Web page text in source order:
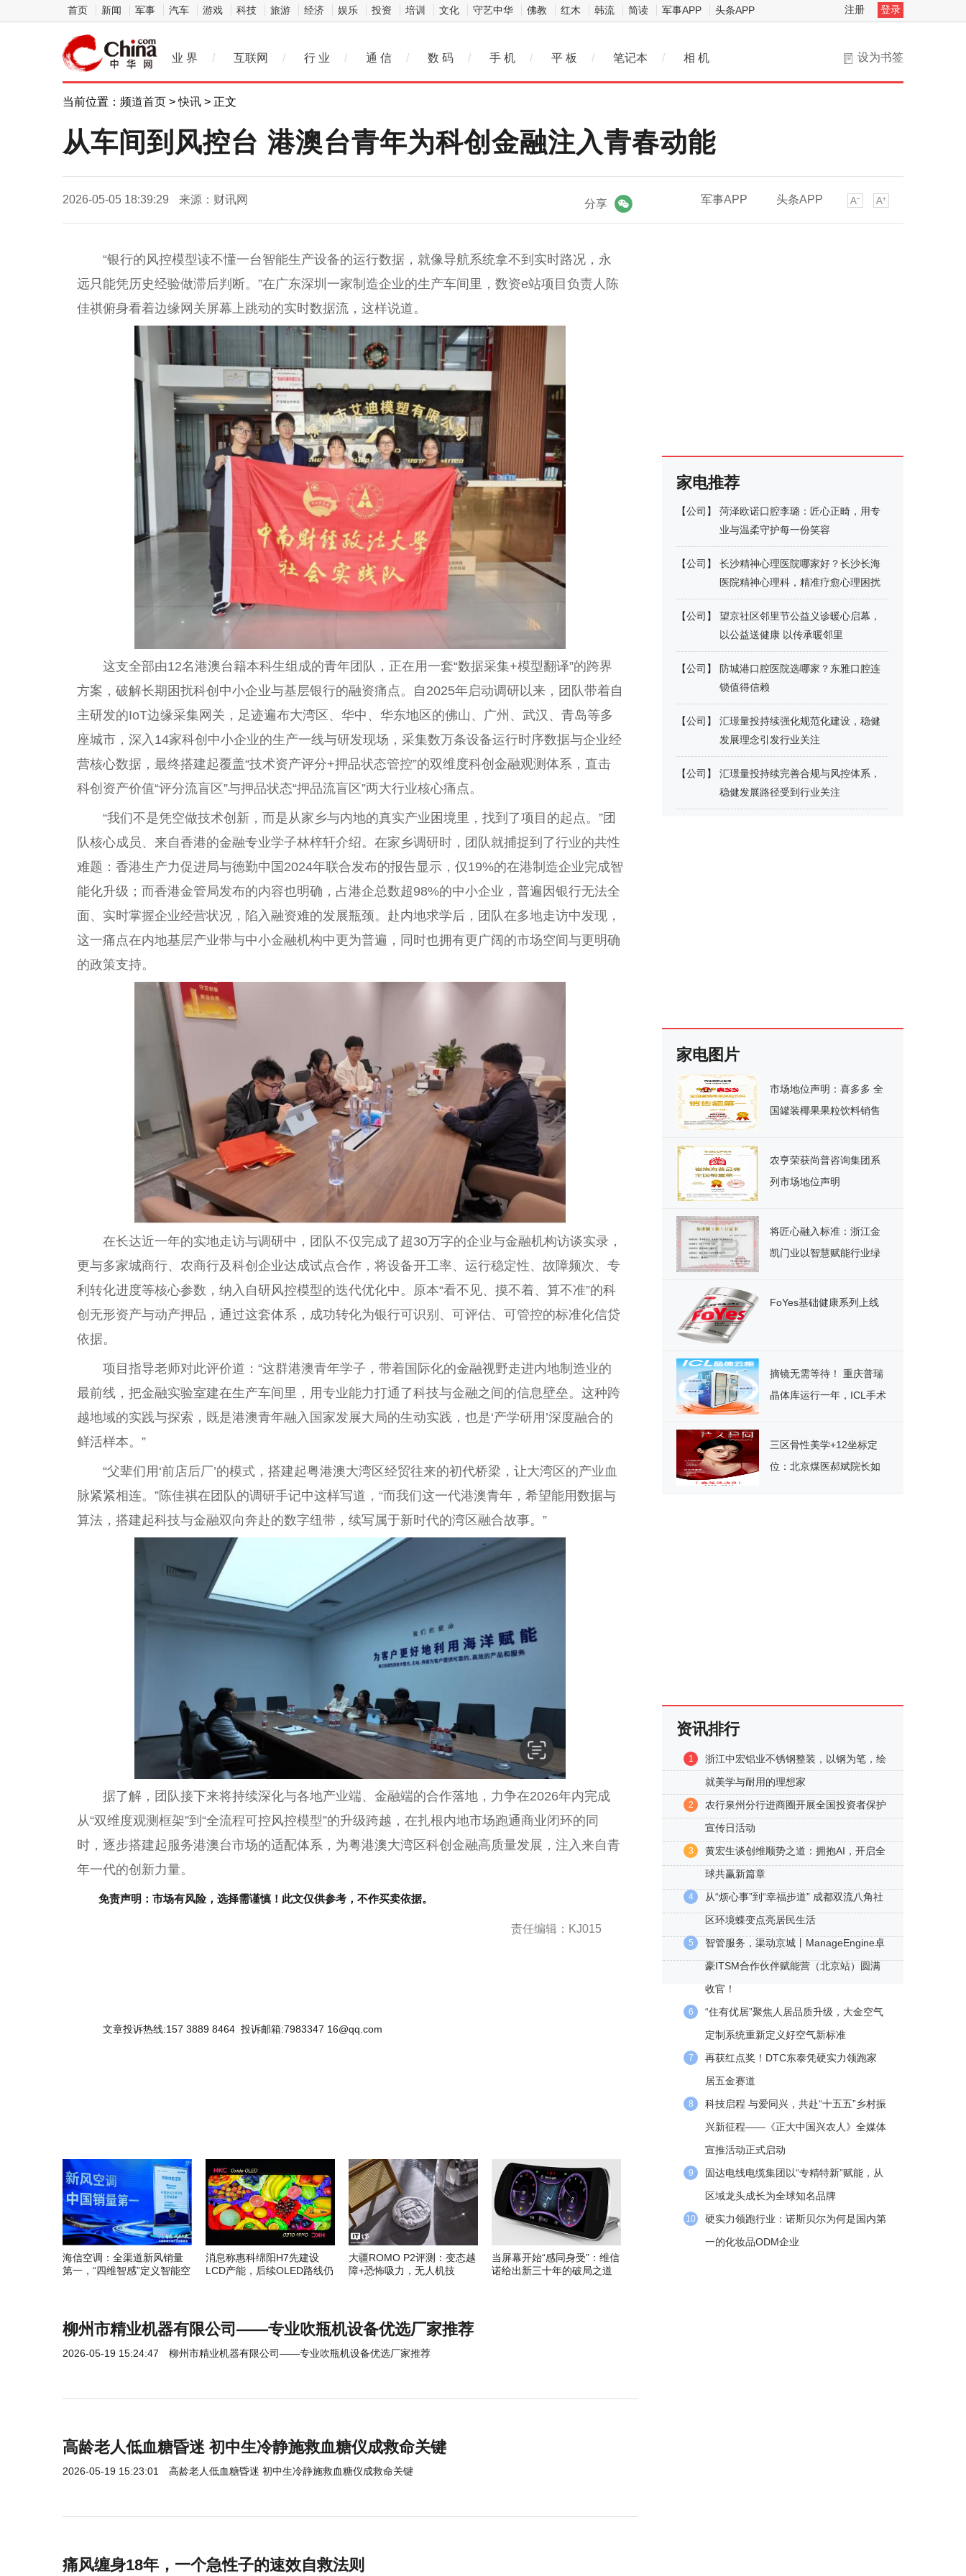
首页 新闻 军事 汽车 游戏 科技 旅游 经济 娱乐 投资 培训 文化 守艺中华 佛教 红木 韩流 简读 军事APP 头条APP 注册 登录
设为书签
业 界 / 互联网 / 行 业 / 通 信 / 数 码 / 手 机 / 平 板 / 笔记本 / 相 机
当前位置： 频道首页 >快讯 > 正文
从车间到风控台 港澳台青年为科创金融注入青春动能
2026-05-05 18:39:29 来源：财讯网 军事APP 头条APP
分享
“银行的风控模型读不懂一台智能生产设备的运行数据，就像导航系统拿不到实时路况，永
远只能凭历史经验做滞后判断。”在广东深圳一家制造企业的生产车间里，数资e站项目负责人陈
佳祺俯身看着边缘网关屏幕上跳动的实时数据流，这样说道。
这支全部由12名港澳台籍本科生组成的青年团队，正在用一套“数据采集+模型翻译”的跨界
方案，破解长期困扰科创中小企业与基层银行的融资痛点。自2025年启动调研以来，团队带着自
主研发的IoT边缘采集网关，足迹遍布大湾区、华中、华东地区的佛山、广州、武汉、青岛等多
座城市，深入14家科创中小企业的生产一线与研发现场，采集数万条设备运行时序数据与企业经
营核心数据，最终搭建起覆盖“技术资产评分+押品状态管控”的双维度科创金融观测体系，直击
科创资产价值“评分流盲区”与押品状态“押品流盲区”两大行业核心痛点。
“我们不是凭空做技术创新，而是从家乡与内地的真实产业困境里，找到了项目的起点。”团
队核心成员、来自香港的金融专业学子林梓轩介绍。在家乡调研时，团队就捕捉到了行业的共性
难题：香港生产力促进局与德勤中国2024年联合发布的报告显示，仅19%的在港制造企业完成智
能化升级；而香港金管局发布的内容也明确，占港企总数超98%的中小企业，普遍因银行无法全
面、实时掌握企业经营状况，陷入融资难的发展瓶颈。赴内地求学后，团队在多地走访中发现，
这一痛点在内地基层产业带与中小金融机构中更为普遍，同时也拥有更广阔的市场空间与更明确
的政策支持。
在长达近一年的实地走访与调研中，团队不仅完成了超30万字的企业与金融机构访谈实录，
更与多家城商行、农商行及科创企业达成试点合作，将设备开工率、运行稳定性、故障频次、专
利转化进度等核心参数，纳入自研风控模型的迭代优化中。原本“看不见、摸不着、算不准”的科
创无形资产与动产押品，通过这套体系，成功转化为银行可识别、可评估、可管控的标准化信贷
依据。
项目指导老师对此评价道：“这群港澳青年学子，带着国际化的金融视野走进内地制造业的
最前线，把金融实验室建在生产车间里，用专业能力打通了科技与金融之间的信息壁垒。这种跨
越地域的实践与探索，既是港澳青年融入国家发展大局的生动实践，也是‘产学研用’深度融合的
鲜活样本。”
“父辈们用‘前店后厂’的模式，搭建起粤港澳大湾区经贸往来的初代桥梁，让大湾区的产业血
脉紧紧相连。”陈佳祺在团队的调研手记中这样写道，“而我们这一代港澳青年，希望能用数据与
算法，搭建起科技与金融双向奔赴的数字纽带，续写属于新时代的湾区融合故事。”
据了解，团队接下来将持续深化与各地产业端、金融端的合作落地，力争在2026年内完成
从“双维度观测框架”到“全流程可控风控模型”的升级跨越，在扎根内地市场跑通商业闭环的同
时，逐步搭建起服务港澳台市场的适配体系，为粤港澳大湾区科创金融高质量发展，注入来自青
年一代的创新力量。
免责声明：市场有风险，选择需谨慎！此文仅供参考，不作买卖依据。
责任编辑：KJ015
文章投诉热线:157 3889 8464 投诉邮箱:7983347 16@qq.com
海信空调：全渠道新风销量
第一，“四维智感”定义智能空
消息称惠科绵阳H7先建设
LCD产能，后续OLED路线仍
大疆ROMO P2评测：变态越
障+恐怖吸力，无人机技
当屏幕开始“感同身受”：维信
诺给出新三十年的破局之道
柳州市精业机器有限公司——专业吹瓶机设备优选厂家推荐
2026-05-19 15:24:47 柳州市精业机器有限公司——专业吹瓶机设备优选厂家推荐
高龄老人低血糖昏迷 初中生冷静施救血糖仪成救命关键
2026-05-19 15:23:01 高龄老人低血糖昏迷 初中生冷静施救血糖仪成救命关键
痛风缠身18年，一个急性子的速效自救法则
家电推荐
【公司 】
菏泽欧诺口腔李璐：匠心正畸，用专
业与温柔守护每一份笑容
【公司 】
长沙精神心理医院哪家好？长沙长海
医院精神心理科，精准疗愈心理困扰
【公司 】
望京社区邻里节公益义诊暖心启幕，
以公益送健康 以传承暖邻里
【公司 】
防城港口腔医院选哪家？东雅口腔连
锁值得信赖
【公司 】
汇璟量投持续强化规范化建设，稳健
发展理念引发行业关注
【公司 】
汇璟量投持续完善合规与风控体系，
稳健发展路径受到行业关注
家电图片
市场地位声明：喜多多 全
国罐装椰果果粒饮料销售
农亨荣获尚普咨询集团系
列市场地位声明
将匠心融入标准：浙江金
凯门业以智慧赋能行业绿
FoYes基础健康系列上线
摘镜无需等待！ 重庆普瑞
晶体库运行一年，ICL手术
三区骨性美学+12坐标定
位：北京煤医郝斌院长如
资讯排行
1
浙江中宏铝业不锈钢整装，以钢为笔，绘
就美学与耐用的理想家
2
农行泉州分行进商圈开展全国投资者保护
宣传日活动
3
黄宏生谈创维顺势之道：拥抱AI，开启全
球共赢新篇章
4
从“烦心事”到“幸福步道” 成都双流八角社
区环境蝶变点亮居民生活
5
智管服务，渠动京城丨ManageEngine卓
豪ITSM合作伙伴赋能营（北京站）圆满
收官！
6
“住有优居”聚焦人居品质升级，大金空气
定制系统重新定义好空气新标准
7
再获红点奖！DTC东泰凭硬实力领跑家
居五金赛道
8
科技启程 与爱同兴，共赴“十五五”乡村振
兴新征程——《正大中国兴农人》全媒体
宣推活动正式启动
9
​固达电线电缆集团以“专精特新”赋能，从
区域龙头成长为全球知名品牌
10
硬实力领跑行业：诺斯贝尔为何是国内第
一的化妆品ODM企业